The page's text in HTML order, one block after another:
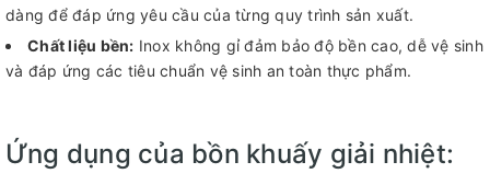
dàng để đáp ứng yêu cầu của từng quy trình sản xuất.
Chất liệu bền: Inox không gỉ đảm bảo độ bền cao, dễ vệ sinh
và đáp ứng các tiêu chuẩn vệ sinh an toàn thực phẩm.
Ứng dụng của bồn khuấy giải nhiệt: